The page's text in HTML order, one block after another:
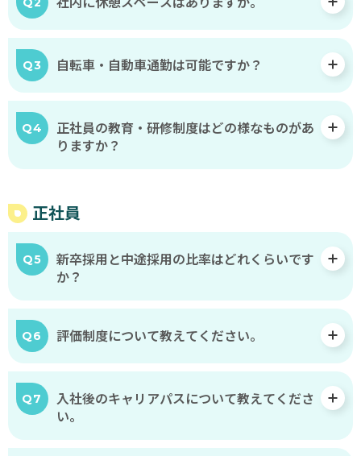
Q3 自転車・自動車通勤は可能ですか？
Q4
正社員の教育・研修制度はどの様なものがあ
りますか？
正社員
Q5
新卒採用と中途採用の比率はどれくらいです
か？
Q6 評価制度について教えてください。
Q7
入社後のキャリアパスについて教えてくださ
い。
ど
も
た
ち
の
命
を
こ
と
か
ら
め
よ
う
と
思
呼